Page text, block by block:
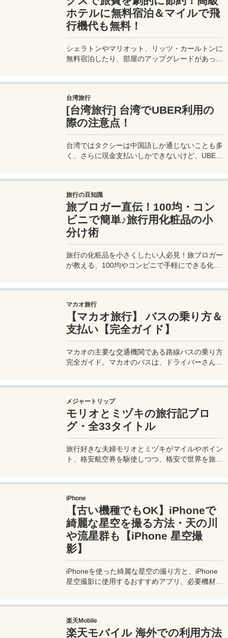
ホテルに無料宿泊＆マイルで飛
行機代も無料！
シェラトンやマリオット、リッツ・カールトンに
無料宿泊したり、部屋のアップグレードがあった
カード 」の魅力とメリット、デメリットを交え
詳しく紹介していきたい。
台湾旅行
[台湾旅行] 台湾でUBER利用の
際の注意点！
台湾ではタクシーは中国語しか通じないことも多
く、さらに現金支払いしかできないけど、UBER
舞われることもあるので注意が必要だ。
旅行の豆知識
旅ブロガー直伝！100均・コン
ビニで簡単♪旅行用化粧品の小
分け術
旅行の化粧品を小さくしたい人必見！旅ブロガー
が教える、100均やコンビニで手軽にできる化粧
マカオ旅行
【マカオ旅行】 バスの乗り方＆
支払い【完全ガイド】
マカオの主要な交通機関である路線バスの乗り方
完全ガイド。マカオのバスは、ドライバーさんも
法を知って、現地での移動に備えよう。
メジャートリップ
モリオとミヅキの旅行記ブロ
グ・全33タイトル
旅行好きな夫婦モリオとミヅキがマイルやポイン
ト、格安航空券を駆使しつつ、格安で世界を旅す
便利な情報、かかった費用など様々な情報をお届
け！夫婦喧嘩あり、ホロッと涙することもあり、
中年夫婦の等身大旅行記ブログ。
iPhone
【古い機種でもOK】iPhoneで
綺麗な星空を撮る方法・天の川
や流星群も【iPhone 星空撮
影】
iPhoneを使った綺麗な星空の撮り方と、iPhone
星空撮影に使用するおすすめアプリ、必要機材な
ば流星群の流れ星も撮影可能なので、iPhoneで
綺麗な星空撮影をしたいときはチャレンジしてみ
楽天Mobile
楽天モバイル 海外での利用方法